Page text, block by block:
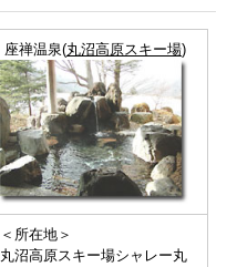
座禅温泉(丸沼高原スキー場)
＜所在地＞
丸沼高原スキー場シャレー丸